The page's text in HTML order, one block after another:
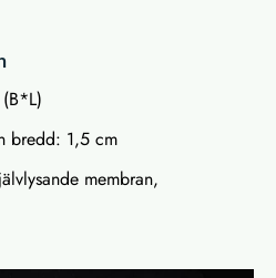
bredd: 1,5 cm
membran,